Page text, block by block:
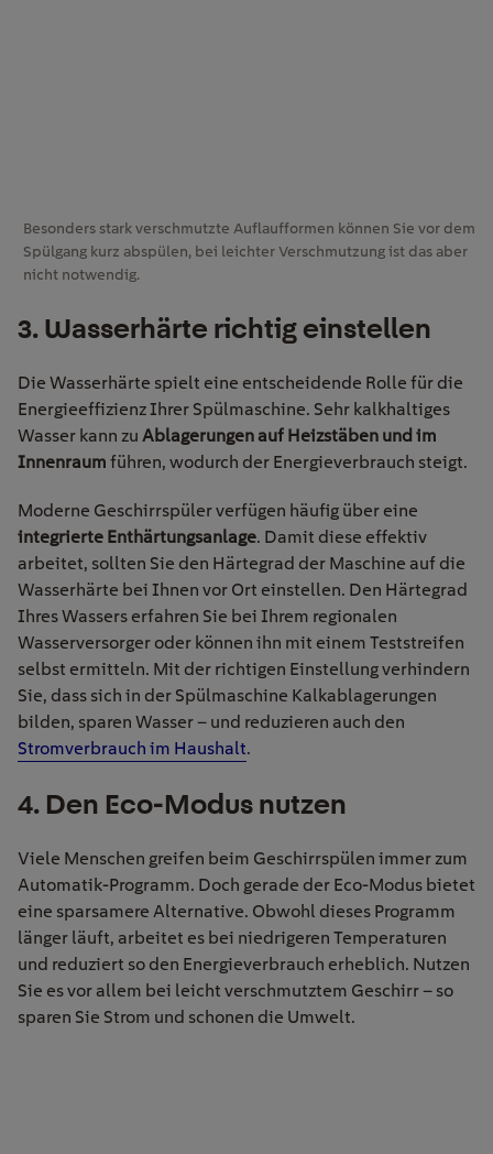
Besonders stark verschmutzte Auflaufformen können Sie vor dem
Spülgang kurz abspülen, bei leichter Verschmutzung ist das aber
nicht notwendig.
3. Wasserhärte richtig einstellen
Die Wasserhärte spielt eine entscheidende Rolle für die
Energieeffizienz Ihrer Spülmaschine. Sehr kalkhaltiges
Wasser kann zu Ablagerungen auf Heizstäben und im
Innenraum führen, wodurch der Energieverbrauch steigt.
Moderne Geschirrspüler verfügen häufig über eine
integrierte Enthärtungsanlage. Damit diese effektiv
arbeitet, sollten Sie den Härtegrad der Maschine auf die
Wasserhärte bei Ihnen vor Ort einstellen. Den Härtegrad
Ihres Wassers erfahren Sie bei Ihrem regionalen
Wasserversorger oder können ihn mit einem Teststreifen
selbst ermitteln. Mit der richtigen Einstellung verhindern
Sie, dass sich in der Spülmaschine Kalkablagerungen
bilden, sparen Wasser – und reduzieren auch den
Stromverbrauch im Haushalt.
4. Den Eco-Modus nutzen
Viele Menschen greifen beim Geschirrspülen immer zum
Automatik-Programm. Doch gerade der Eco-Modus bietet
eine sparsamere Alternative. Obwohl dieses Programm
länger läuft, arbeitet es bei niedrigeren Temperaturen
und reduziert so den Energieverbrauch erheblich. Nutzen
Sie es vor allem bei leicht verschmutztem Geschirr – so
sparen Sie Strom und schonen die Umwelt.